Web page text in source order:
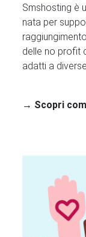
Smshosting è
nata per
delle no profit
adatti a
→ Scopri